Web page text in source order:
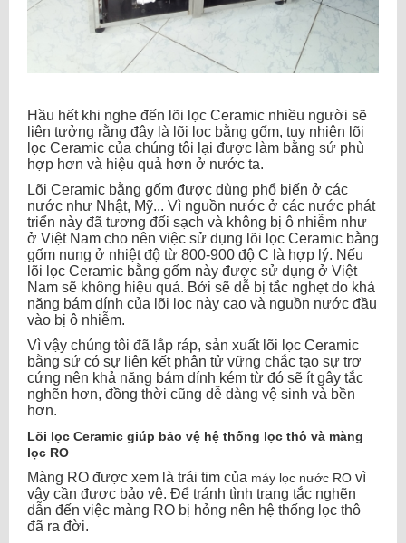
Hầu hết khi nghe đến lõi lọc Ceramic nhiều người sẽ
liên tưởng rằng đây là lõi lọc bằng gốm, tuy nhiên lõi
lọc Ceramic của chúng tôi lại được làm bằng sứ phù
hợp hơn và hiệu quả hơn ở nước ta.
Lõi Ceramic bằng gốm được dùng phổ biến ở các
nước như Nhật, Mỹ... Vì nguồn nước ở các nước phát
triển này đã tương đối sạch và không bị ô nhiễm như
ở Việt Nam cho nên việc sử dụng lõi lọc Ceramic bằng
gốm nung ở nhiệt độ từ 800-900 độ C là hợp lý. Nếu
lõi lọc Ceramic bằng gốm này được sử dụng ở Việt
Nam sẽ không hiệu quả. Bởi sẽ dễ bị tắc nghẹt do khả
năng bám dính của lõi lọc này cao và nguồn nước đầu
vào bị ô nhiễm.
Vì vậy chúng tôi đã lắp ráp, sản xuất lõi lọc Ceramic
bằng sứ có sự liên kết phân tử vững chắc tạo sự trơ
cứng nên khả năng bám dính kém từ đó sẽ ít gây tắc
nghẽn hơn, đồng thời cũng dễ dàng vệ sinh và bền
hơn.
Lõi lọc Ceramic giúp bảo vệ hệ thống lọc thô và màng
lọc RO
Màng RO được xem là trái tim của máy lọc nước RO vì
vậy cần được bảo vệ. Để tránh tình trạng tắc nghẽn
dẫn đến việc màng RO bị hỏng nên hệ thống lọc thô
đã ra đời.